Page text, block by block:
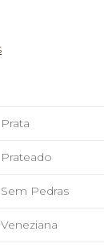
traz a
material
e estilo.
Prata
Prateado
Sem Pedras
Veneziana